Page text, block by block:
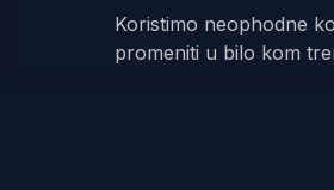
Koristimo neophodne
promeniti u bilo kom